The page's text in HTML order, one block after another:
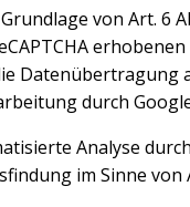
von Art. 6
Datenübertragung
durch
Analyse
im Sinne von